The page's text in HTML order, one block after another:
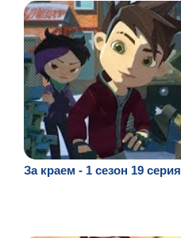
За краем - 1 сезон 19 серия